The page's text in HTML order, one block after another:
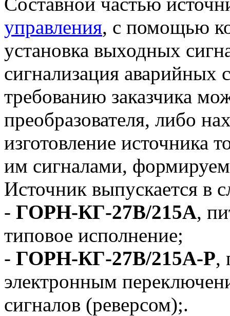
управления, с помощью
установка выходных
сигнализация аварийных
требованию заказчика
преобразователя, либо
изготовление источника
им сигналами,
Источник выпускается
- ГОРН-КГ-27В/215А,
типовое исполнение;
- ГОРН-КГ-27В/215А-Р,
электронным
сигналов (реверсом);.